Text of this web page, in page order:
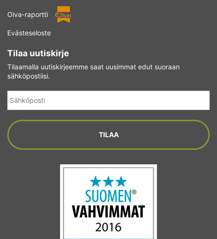
Oiva-raportti
Evästeseloste
Tilaa uutiskirje
Tilaamalla uutiskirjeemme saat uusimmat edut suoraan
sähköpostiisi.